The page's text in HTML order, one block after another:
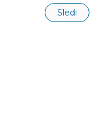
Sledi